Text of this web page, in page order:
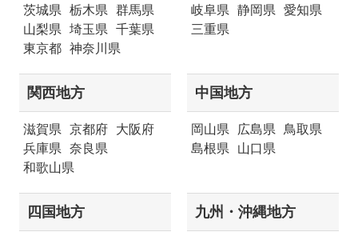
茨城県 栃木県
群馬県
山梨県
埼玉県
千葉県
東京都
神奈川県
岐阜県 静岡県
愛知県
三重県
関西地方
滋賀県 京都府
大阪府
兵庫県
奈良県
和歌山県
中国地方
岡山県 広島県
鳥取県
島根県
山口県
四国地方 九州・沖縄地方